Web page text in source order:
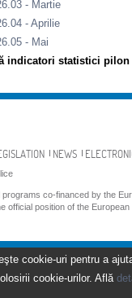
- Martie
- Aprilie
- Mai
indicatori statistici pilon
NEWS
co-financed by the
official position of the
cookie-uri pentru a
cookie-urilor. Află